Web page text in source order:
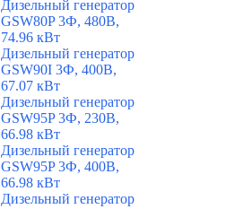
Дизельный генератор
GSW80P 3Ф, 480В,
74.96 кВт
Дизельный генератор
GSW90I 3Ф, 400В,
67.07 кВт
Дизельный генератор
GSW95P 3Ф, 230В,
66.98 кВт
Дизельный генератор
GSW95P 3Ф, 400В,
66.98 кВт
Дизельный генератор